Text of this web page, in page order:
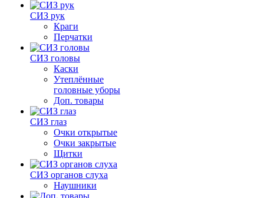
СИЗ рук
Краги
Перчатки
СИЗ головы
Каски
Утеплённые
головные уборы
Доп. товары
СИЗ глаз
Очки открытые
Очки закрытые
Щитки
СИЗ органов слуха
Наушники